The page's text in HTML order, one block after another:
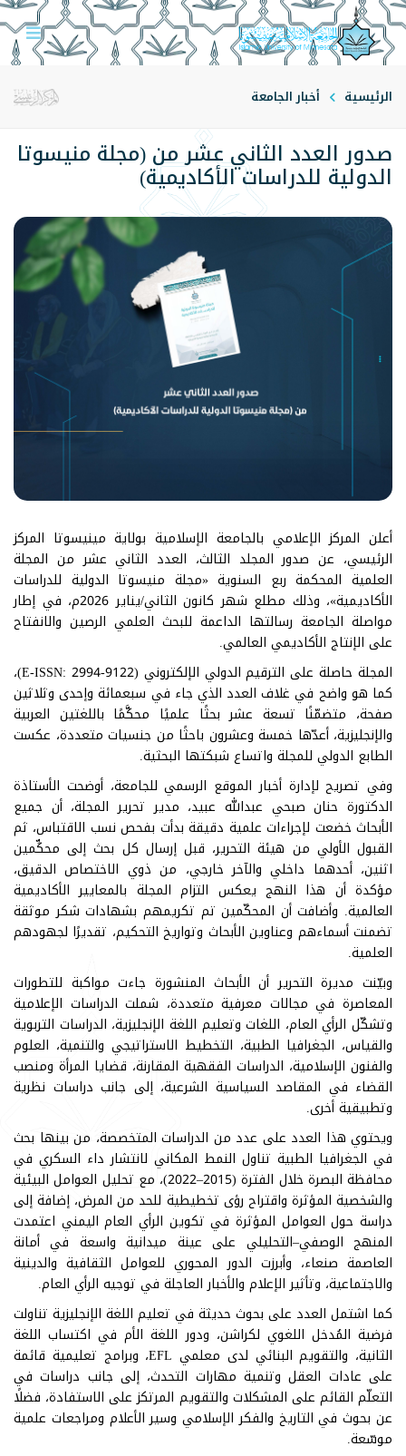
الرئيسية أخبار الجامعة
صدور العدد الثاني عشر من (مجلة منيسوتا
الدولية للدراسات الأكاديمية)
أعلن المركز الإعلامي بالجامعة الإسلامية بولاية مينيسوتا المركز
الرئيسي، عن صدور المجلد الثالث، العدد الثاني عشر من المجلة
العلمية المحكمة ربع السنوية «مجلة منيسوتا الدولية للدراسات
الأكاديمية»، وذلك مطلع شهر كانون الثاني/يناير 2026م، في إطار
مواصلة الجامعة رسالتها الداعمة للبحث العلمي الرصين والانفتاح
على الإنتاج الأكاديمي العالمي.
المجلة حاصلة على الترقيم الدولي الإلكتروني (E-ISSN: 2994-9122)،
كما هو واضح في غلاف العدد الذي جاء في سبعمائة وإحدى وثلاثين
صفحة، متضمّنًا تسعة عشر بحثًا علميًا محكَّمًا باللغتين العربية
والإنجليزية، أعدّها خمسة وعشرون باحثًا من جنسيات متعددة، عكست
الطابع الدولي للمجلة واتساع شبكتها البحثية.
وفي تصريح لإدارة أخبار الموقع الرسمي للجامعة، أوضحت الأستاذة
الدكتورة حنان صبحي عبدالله عبيد، مدير تحرير المجلة، أن جميع
الأبحاث خضعت لإجراءات علمية دقيقة بدأت بفحص نسب الاقتباس، ثم
القبول الأولي من هيئة التحرير، قبل إرسال كل بحث إلى محكِّمين
اثنين، أحدهما داخلي والآخر خارجي، من ذوي الاختصاص الدقيق،
مؤكدة أن هذا النهج يعكس التزام المجلة بالمعايير الأكاديمية
العالمية. وأضافت أن المحكّمين تم تكريمهم بشهادات شكر موثقة
تضمنت أسماءهم وعناوين الأبحاث وتواريخ التحكيم، تقديرًا لجهودهم
العلمية.
وبيّنت مديرة التحرير أن الأبحاث المنشورة جاءت مواكبة للتطورات
المعاصرة في مجالات معرفية متعددة، شملت الدراسات الإعلامية
وتشكّل الرأي العام، اللغات وتعليم اللغة الإنجليزية، الدراسات التربوية
والقياس، الجغرافيا الطبية، التخطيط الاستراتيجي والتنمية، العلوم
والفنون الإسلامية، الدراسات الفقهية المقارنة، قضايا المرأة ومنصب
القضاء في المقاصد السياسية الشرعية، إلى جانب دراسات نظرية
وتطبيقية أخرى.
ويحتوي هذا العدد على عدد من الدراسات المتخصصة، من بينها بحث
في الجغرافيا الطبية تناول النمط المكاني لانتشار داء السكري في
محافظة البصرة خلال الفترة (2015–2022)، مع تحليل العوامل البيئية
والشخصية المؤثرة واقتراح رؤى تخطيطية للحد من المرض، إضافة إلى
دراسة حول العوامل المؤثرة في تكوين الرأي العام اليمني اعتمدت
المنهج الوصفي–التحليلي على عينة ميدانية واسعة في أمانة
العاصمة صنعاء، وأبرزت الدور المحوري للعوامل الثقافية والدينية
والاجتماعية، وتأثير الإعلام والأخبار العاجلة في توجيه الرأي العام.
كما اشتمل العدد على بحوث حديثة في تعليم اللغة الإنجليزية تناولت
فرضية المُدخل اللغوي لكراشن، ودور اللغة الأم في اكتساب اللغة
الثانية، والتقويم البنائي لدى معلمي EFL، وبرامج تعليمية قائمة
على عادات العقل وتنمية مهارات التحدث، إلى جانب دراسات في
التعلّم القائم على المشكلات والتقويم المرتكز على الاستفادة، فضلًا
عن بحوث في التاريخ والفكر الإسلامي وسير الأعلام ومراجعات علمية
موسّعة.